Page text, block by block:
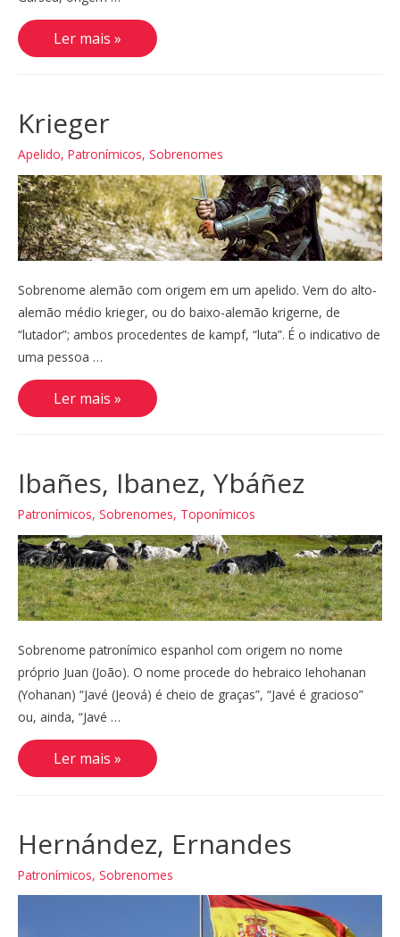
Garcez
Ler mais »
Krieger
Apelido, Patronímicos, Sobrenomes
Sobrenome alemão com origem em um apelido. Vem do alto-
alemão médio krieger, ou do baixo-alemão krigerne, de
“lutador”; ambos procedentes de kampf, “luta”. É o indicativo de
uma pessoa …
Krieger
Ler mais »
Ibañes, Ibanez, Ybáñez
Patronímicos, Sobrenomes, Toponímicos
Sobrenome patronímico espanhol com origem no nome
próprio Juan (João). O nome procede do hebraico Iehohanan
(Yohanan) “Javé (Jeová) é cheio de graças”, “Javé é gracioso”
ou, ainda, “Javé …
Ibañes,
Ibanez,
Ybáñez
Ler mais »
Hernández, Ernandes
Patronímicos, Sobrenomes